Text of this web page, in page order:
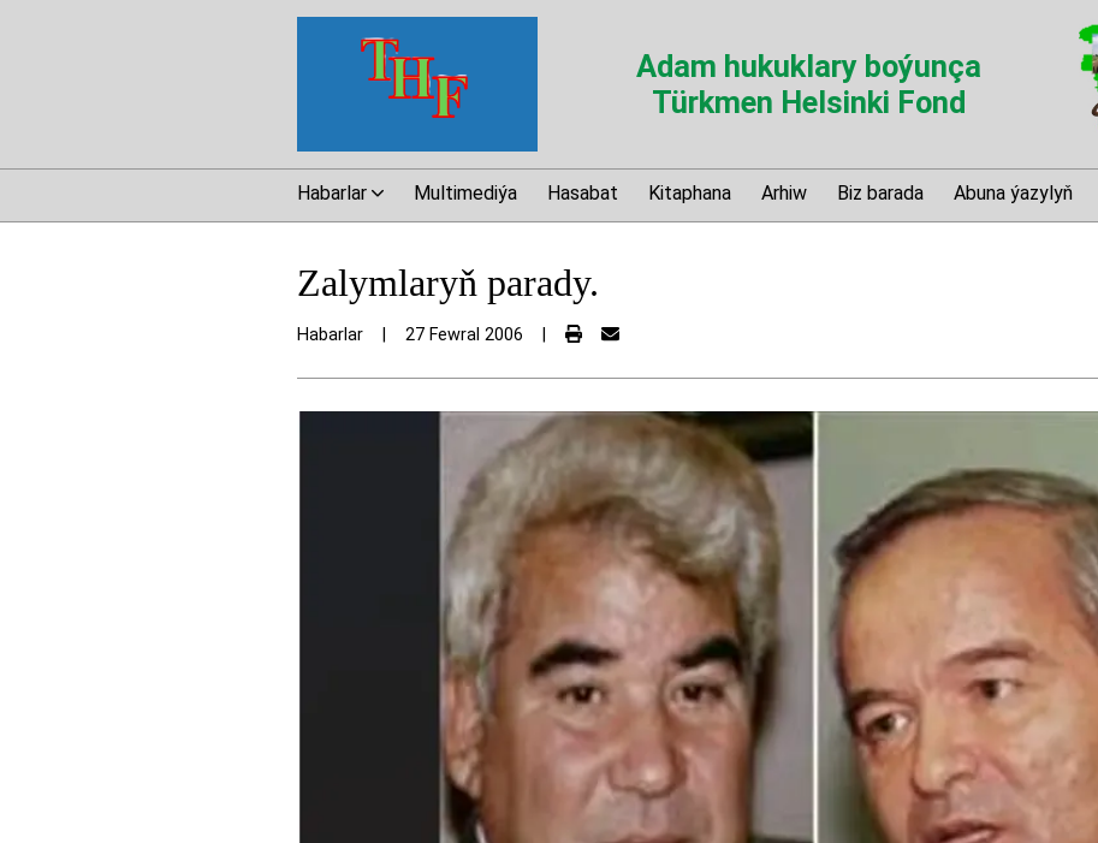
Adam hukuklary boýunça
Türkmen Helsinki Fond
Habarlar Multimediýa Hasabat Kitaphana Arhiw Biz barada Abuna ýazylyň
Zalymlaryň parady.
Habarlar 27 Fewral 2006